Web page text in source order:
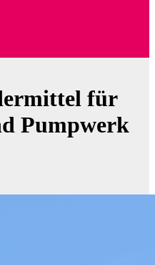
für
Pumpwerk